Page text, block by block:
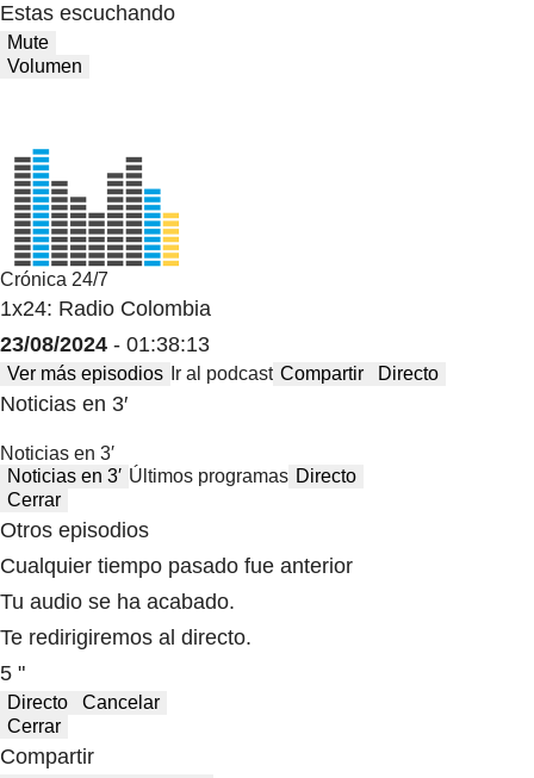
Estas escuchando
Mute
Volumen
Crónica 24/7
1x24: Radio Colombia
23/08/2024 - 01:38:13
Ver más episodios Ir al podcast Compartir Directo
Noticias en 3′
Noticias en 3′
Noticias en 3′ Últimos programas Directo
Cerrar
Otros episodios
Cualquier tiempo pasado fue anterior
Tu audio se ha acabado.
Te redirigiremos al directo.
5 "
Directo
Cancelar
Cerrar
Compartir